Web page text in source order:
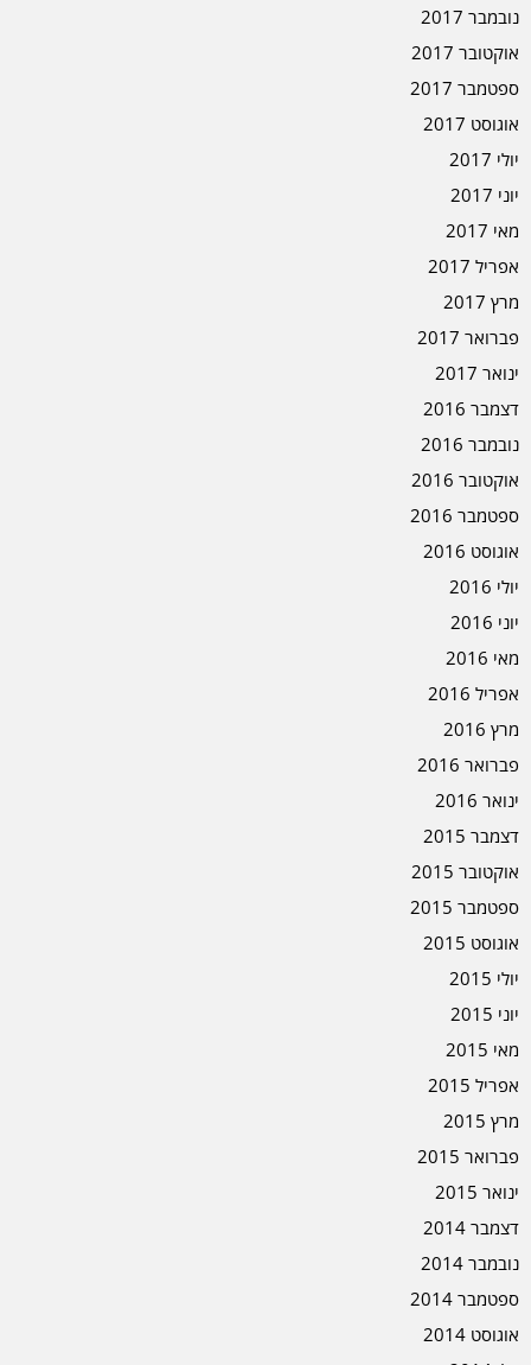
נובמבר 2017
אוקטובר 2017
ספטמבר 2017
אוגוסט 2017
יולי 2017
יוני 2017
מאי 2017
אפריל 2017
מרץ 2017
פברואר 2017
ינואר 2017
דצמבר 2016
נובמבר 2016
אוקטובר 2016
ספטמבר 2016
אוגוסט 2016
יולי 2016
יוני 2016
מאי 2016
אפריל 2016
מרץ 2016
פברואר 2016
ינואר 2016
דצמבר 2015
אוקטובר 2015
ספטמבר 2015
אוגוסט 2015
יולי 2015
יוני 2015
מאי 2015
אפריל 2015
מרץ 2015
פברואר 2015
ינואר 2015
דצמבר 2014
נובמבר 2014
ספטמבר 2014
אוגוסט 2014